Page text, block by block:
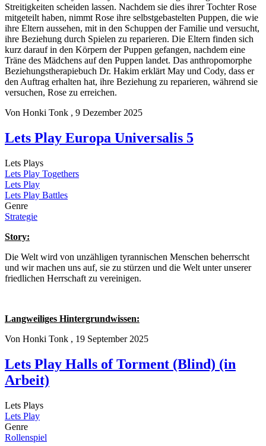
Streitigkeiten scheiden lassen. Nachdem sie dies ihrer Tochter Rose
mitgeteilt haben, nimmt Rose ihre selbstgebastelten Puppen, die wie
ihre Eltern aussehen, mit in den Schuppen der Familie und versucht,
ihre Beziehung durch Spielen zu reparieren. Die Eltern finden sich
kurz darauf in den Körpern der Puppen gefangen, nachdem eine
Träne des Mädchens auf den Puppen landet. Das anthropomorphe
Beziehungstherapiebuch Dr. Hakim erklärt May und Cody, dass er
den Auftrag erhalten hat, ihre Beziehung zu reparieren, während sie
versuchen, Rose zu erreichen.
Von Honki Tonk , 9 Dezember 2025
Lets Play Europa Universalis 5
Lets Plays
Lets Play Togethers
Lets Play
Lets Play Battles
Genre
Strategie
Story:
Die Welt wird von unzähligen tyrannischen Menschen beherrscht
und wir machen uns auf, sie zu stürzen und die Welt unter unserer
friedlichen Herrschaft zu vereinigen.
Langweiliges Hintergrundwissen:
Von Honki Tonk , 19 September 2025
Lets Play Halls of Torment (Blind) (in
Arbeit)
Lets Plays
Lets Play
Genre
Rollenspiel